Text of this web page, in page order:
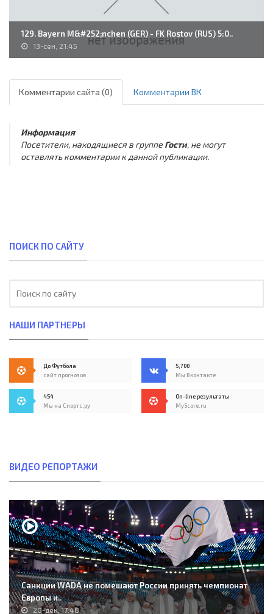
129. Bayern M&#252;nchen (GER) - FK Rostov (RUS) 5:0..
13-сен, 21:45
Комментарии сайта (0) Комментарии ВК
Информация
Посетители, находящиеся в группе Гости, не могут
оставлять комментарии к данной публикации.
ПОИСК ПО САЙТУ
НАШИ ПАРТНЕРЫ
До Футбола
сайт прогнозов
5,700
Мы Вконтакте
454
Мы на Спортс.ру
On-line результаты
MyScore.ru
ВИДЕО РЕПОРТАЖИ
Санкции WADA не помешают России принять чемпионат
Европы и..
20-дек, 17:48